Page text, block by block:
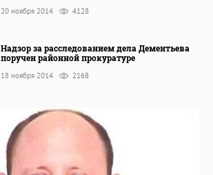
20 ноября 2014 4128
Надзор за расследованием дела Дементьева
поручен районной прокуратуре
18 ноября 2014 2168